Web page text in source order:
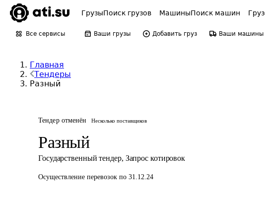
ГрузыПоиск грузов МашиныПоиск машин
Все сервисы Ваши грузы Добавить груз Ваши машины
Главная
Тендеры
Разный
Тендер отменён Несколько поставщиков
Разный
Государственный тендер, Запрос котировок
Осуществление перевозок по 31.12.24